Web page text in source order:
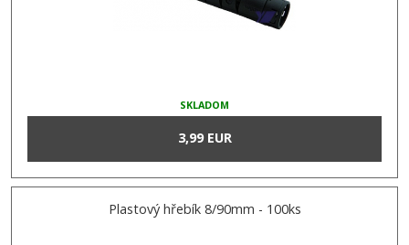
SKLADOM
3,99 EUR
Plastový hřebík 8/90mm - 100ks